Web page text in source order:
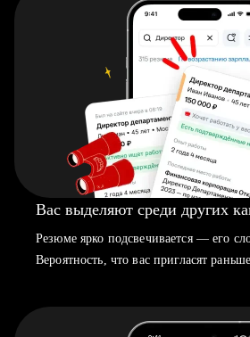
Вас выделяют среди других
Резюме ярко подсвечивается — его
Вероятность, что вас пригласят